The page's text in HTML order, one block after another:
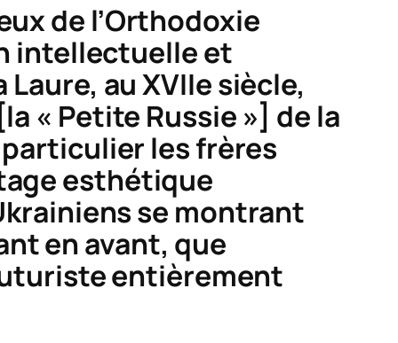
de l’Orthodoxie
intellectuelle et
au XVIIe siècle,
« Petite Russie »] de la
particulier les frères
esthétique
se montrant
en avant, que
entièrement